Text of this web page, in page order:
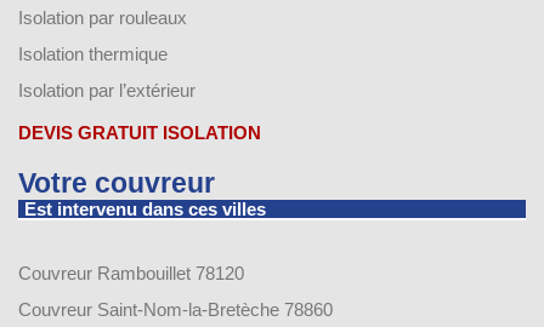
Isolation par rouleaux
Isolation thermique
Isolation par l’extérieur
DEVIS GRATUIT ISOLATION
Votre couvreur
Est intervenu dans ces villes
Couvreur Rambouillet 78120
Couvreur Saint-Nom-la-Bretèche 78860